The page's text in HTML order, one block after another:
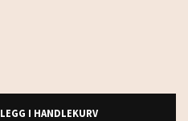
LEGG I HANDLEKURV